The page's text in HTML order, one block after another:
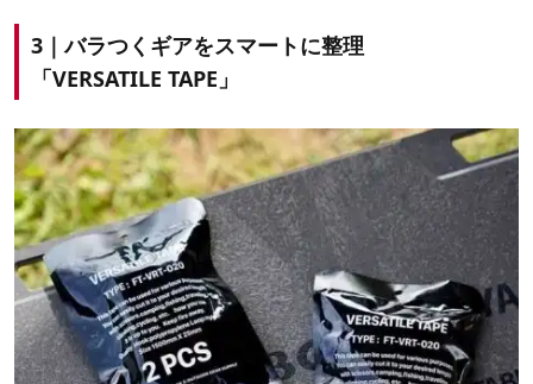
3｜バラつくギアをスマートに整理
「VERSATILE TAPE」